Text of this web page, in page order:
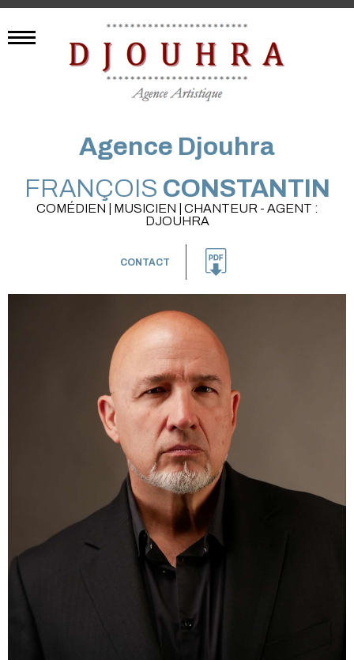
Agence Djouhra
FRANÇOIS CONSTANTIN
COMÉDIEN | MUSICIEN | CHANTEUR - AGENT :
DJOUHRA
CONTACT